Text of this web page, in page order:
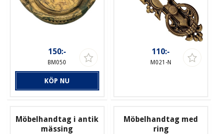
150:-
BM050
KÖP NU
110:-
M021-N
Möbelhandtag i antik
mässing
Möbelhandtag med
ring